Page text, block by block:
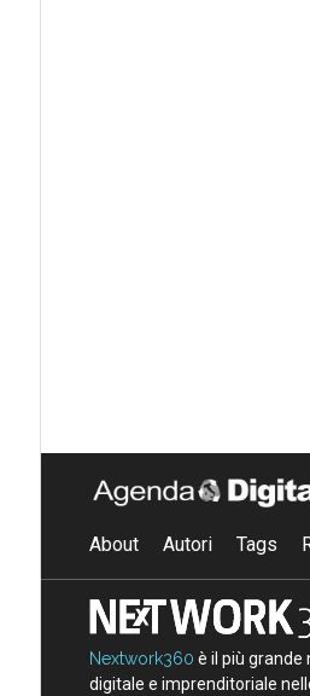
About Autori Tags
Nextwork360 è il più grande
digitale e imprenditoriale